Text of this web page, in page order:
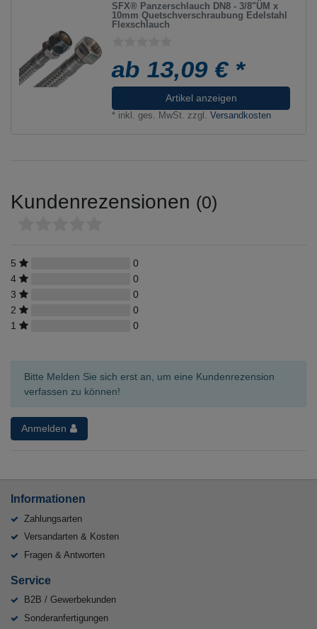
SFX® Panzerschlauch DN8 - 3/8"ÜM x
10mm Quetschverschraubung Edelstahl
Flexschlauch
ab 13,09 € *
Artikel anzeigen
* inkl. ges. MwSt. zzgl.Versandkosten
Kundenrezensionen (0)
5
0
4
0
3
0
2
0
1
0
Bitte Melden Sie sich erst an, um eine Kundenrezension
verfassen zu können!
Anmelden
Informationen
Zahlungsarten
Versandarten & Kosten
Fragen & Antworten
Service
B2B / Gewerbekunden
Sonderanfertigungen